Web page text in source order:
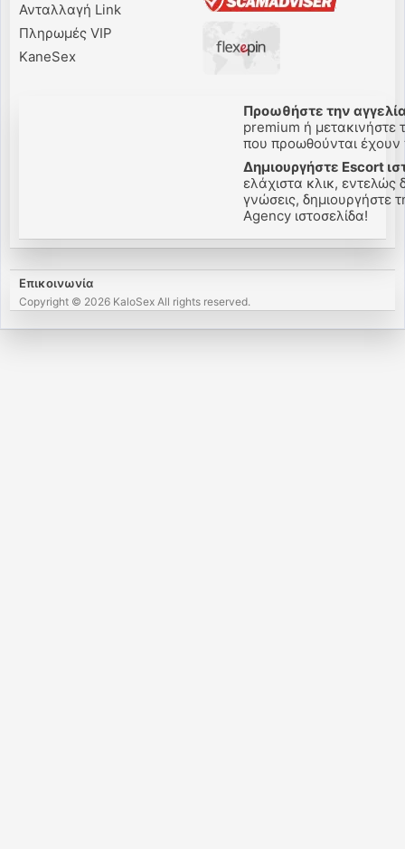
Ανταλλαγή Link
Πληρωμές VIP
KaneSex
Προωθήστε την
premium ή μετακινήστε
που προωθούνται έχουν
Δημιουργήστε Escort
ελάχιστα κλικ, εντελώς
γνώσεις, δημιουργήστε
Agency ιστοσελίδα!
Επικοινωνία
Copyright © 2026 KaloSex All rights reserved.